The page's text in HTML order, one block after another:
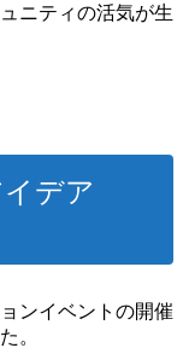
ニティの活気が生
イデア
ンイベントの開催
。